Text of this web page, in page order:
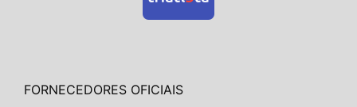
FORNECEDORES OFICIAIS